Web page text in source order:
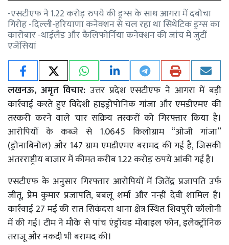
-एसटीएफ ने 1.22 करोड़ रुपये की ड्रग्स के साथ आगरा में दबोचा
गिरोह -दिल्ली-हरियाणा कनेक्शन से चल रहा था सिंथेटिक ड्रग्स का
कारोबार -थाईलैंड और कैलिफोर्निया कनेक्शन की जांच में जुटीं
एजेंसियां
लखनऊ, अमृत विचार: उत्तर प्रदेश एसटीएफ ने आगरा में बड़ी
कार्रवाई करते हुए विदेशी हाइड्रोपोनिक गांजा और एमडीएमए की
तस्करी करने वाले चार सक्रिय तस्करों को गिरफ्तार किया है।
आरोपियों के कब्जे से 1.0645 किलोग्राम “ओजी गांजा”
(ड्रोनाबिनोल) और 147 ग्राम एमडीएमए बरामद की गई है, जिसकी
अंतरराष्ट्रीय बाजार में कीमत करीब 1.22 करोड़ रुपये आंकी गई है।
एसटीएफ के अनुसार गिरफ्तार आरोपियों में जितेंद्र प्रजापति उर्फ
जीतू, प्रेम कुमार प्रजापति, बबलू शर्मा और नन्हीं देवी शामिल हैं।
कार्रवाई 27 मई की रात सिकंदरा थाना क्षेत्र स्थित शिवपुरी कॉलोनी
में की गई। टीम ने मौके से पांच एंड्रॉयड मोबाइल फोन, इलेक्ट्रॉनिक
तराजू और नकदी भी बरामद की।